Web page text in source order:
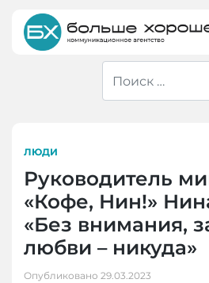
content
ЛЮДИ
Руководитель
«Кофе, Нин!»
«Без внимания,
любви – никуда»
Опубликовано 29.03.2023